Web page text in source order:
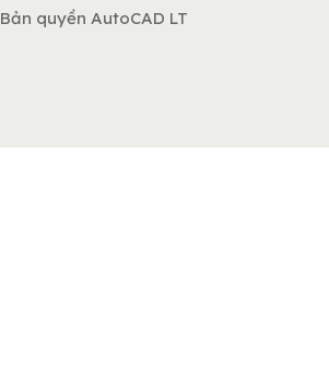
Bản quyền AutoCAD LT